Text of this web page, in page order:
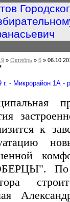
» Октябрь » 6 »
г. - Микрорайон 1А -
к
По